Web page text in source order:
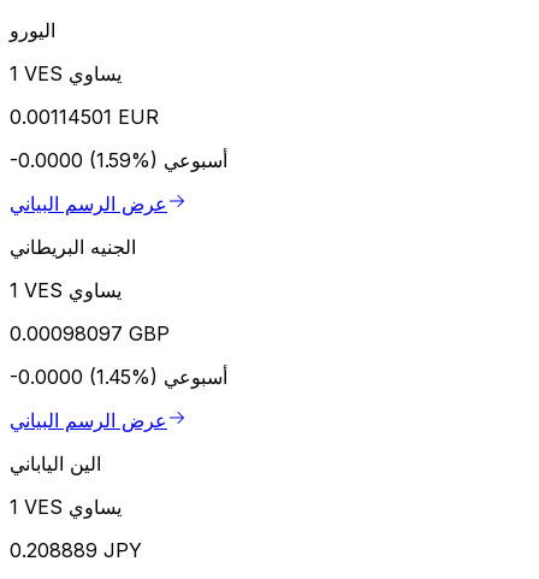
اليورو
1 VES يساوي
0.00114501 EUR
-0.0000 (1.59%) أسبوعي
عرض الرسم البياني
الجنيه البريطاني
1 VES يساوي
0.00098097 GBP
-0.0000 (1.45%) أسبوعي
عرض الرسم البياني
الين الياباني
1 VES يساوي
0.208889 JPY